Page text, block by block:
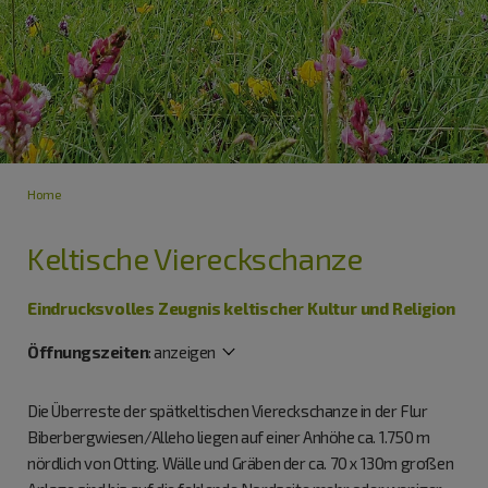
Home
Keltische Viereckschanze
Eindrucksvolles Zeugnis keltischer Kultur und Religion
Öffnungszeiten:anzeigen
Die Überreste der spätkeltischen Viereckschanze in der Flur
Biberbergwiesen/Alleho liegen auf einer Anhöhe ca. 1.750 m
nördlich von Otting. Wälle und Gräben der ca. 70 x 130m großen